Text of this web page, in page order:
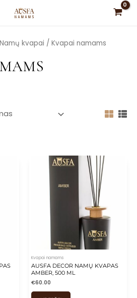
Namų kvapai / Kvapai namams
Kvapai namams
AUSFA DECOR NAMŲ KVAPAS
AMBER, 500 ML
€60.00